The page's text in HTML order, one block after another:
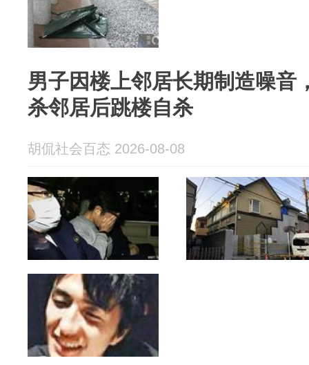
男子因楼上邻居长期制造噪音
杀邻居后跳楼自杀
胡侃社会百态 2026-08-08